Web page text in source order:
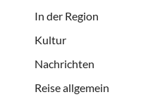
In der Region
Kultur
Nachrichten
Reise allgemein